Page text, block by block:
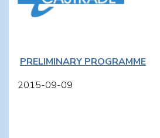
PRELIMINARY PROGRAMME
2015-09-09